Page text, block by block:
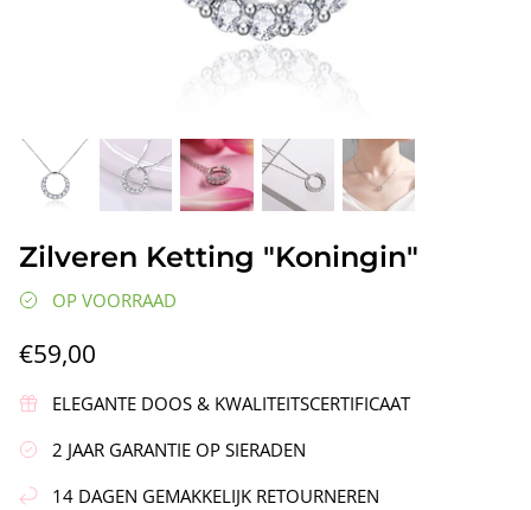
Zilveren Oorbellen "Krans"
€90,00
Zilveren Ketting "Koningin"
OP VOORRAAD
€59,00
ELEGANTE DOOS & KWALITEITSCERTIFICAAT
2 JAAR GARANTIE OP SIERADEN
14 DAGEN GEMAKKELIJK RETOURNEREN